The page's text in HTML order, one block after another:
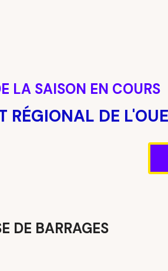
LA SAISON EN COURS
RÉGIONAL DE
DE BARRAGES